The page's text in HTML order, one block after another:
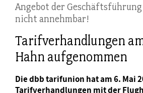
Angebot der
nicht annehmbar!
Tarifverhandlungen
Hahn aufgenommen
Die dbb tarifunion hat am 6. Mai
Tarifverhandlungen mit der